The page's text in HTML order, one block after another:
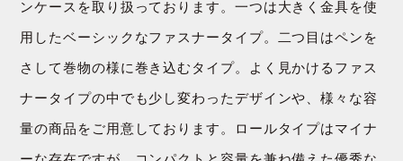
ンケースを取り扱っております。一つは大きく金具を使
用したベーシックなファスナータイプ。二つ目はペンを
さして巻物の様に巻き込むタイプ。よく見かけるファス
ナータイプの中でも少し変わったデザインや、様々な容
量の商品をご用意しております。ロールタイプはマイナ